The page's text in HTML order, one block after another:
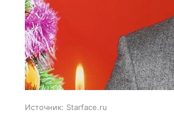
Источник: Starface.ru